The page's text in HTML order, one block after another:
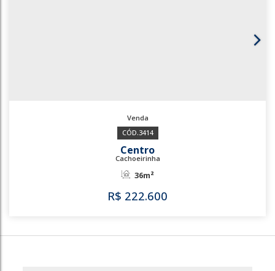
Centro